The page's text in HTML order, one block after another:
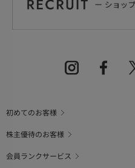
初めてのお客様
株主優待のお客様
会員ランクサービス